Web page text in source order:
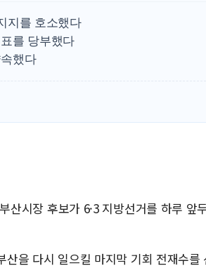
구미 폐염산처리
지를 호소했다
를 당부했다
했다
시장 후보가 6·3 지방선거를 하루 앞
을 다시 일으킬 마지막 기회 전재수를